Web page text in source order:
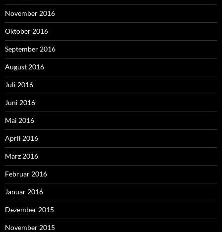
November 2016
Oktober 2016
September 2016
August 2016
Juli 2016
Juni 2016
Mai 2016
April 2016
März 2016
Februar 2016
Januar 2016
Dezember 2015
November 2015